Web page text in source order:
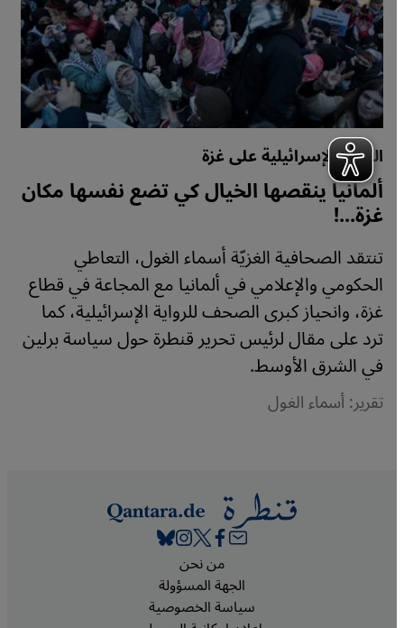
الحرب الإسرائيلية على غزة
ألمانيا ينقصها الخيال كي تضع نفسها مكان
غزة...!
تنتقد الصحافية الغزيّة أسماء الغول، التعاطي
الحكومي والإعلامي في ألمانيا مع المجاعة في قطاع
غزة، وانحياز كبرى الصحف للرواية الإسرائيلية، كما
ترد على مقال لرئيس تحرير قنطرة حول سياسة برلين
في الشرق الأوسط.
تقرير: أسماء الغول
Footer
من نحن
الجهة المسؤولة
سياسة الخصوصية